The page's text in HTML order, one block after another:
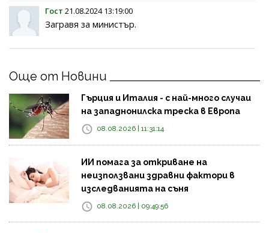
Гост 21.08.2024 13:19:00
Загравя за министър.
Още от Новини
Гърция и Италия - с най-много случаи
на западнонилска треска в Европа
08.08.2026 | 11:31:14
ИИ помага за откриване на
неизползвани здравни фактори в
изследванията на съня
08.08.2026 | 09:49:56